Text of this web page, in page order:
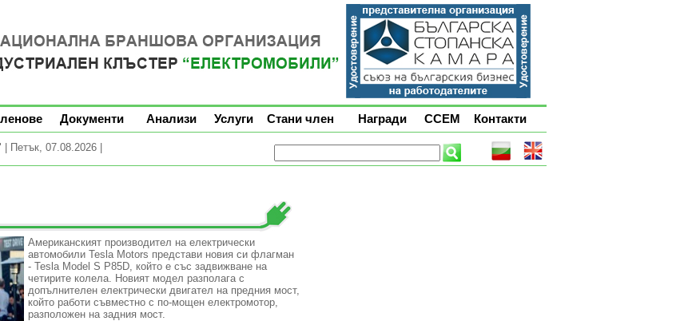
Документи Анализи Услуги Стани член Награди ССЕМ Контакти
Петък, 07.08.2026 |
Американският производител на електрически
автомобили Tesla Motors представи новия си флагман
- Tesla Model S P85D, който е със задвижване на
четирите колела. Новият модел разполага с
допълнителен електрически двигател на предния мост,
който работи съвместно с по-мощен електромотор,
разположен на задния мост.